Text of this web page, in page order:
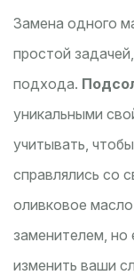
Замена одного
простой
подхода.
уникальными
учитывать,
справлялись со
оливковое
заменителем, но
изменить ваши